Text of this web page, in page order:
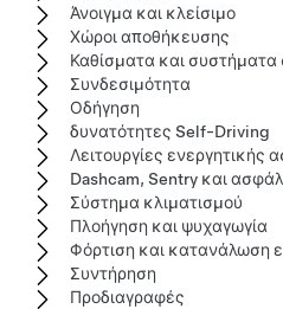
Άνοιγμα και κλείσιμο
Χώροι αποθήκευσης
Καθίσματα και
Συνδεσιμότητα
Οδήγηση
δυνατότητες Self-Driving
Λειτουργίες ενεργητικής
Dashcam, Sentry και
Σύστημα κλιματισμού
Πλοήγηση και ψυχαγωγία
Φόρτιση και κατανάλωση
Συντήρηση
Προδιαγραφές